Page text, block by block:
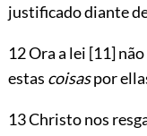
justificado diante
12 Ora a lei [11]não
estas coisaspor
13 Christo nos